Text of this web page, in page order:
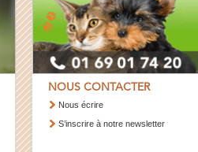
NOUS CONTACTER
Nous écrire
S’inscrire à notre newsletter